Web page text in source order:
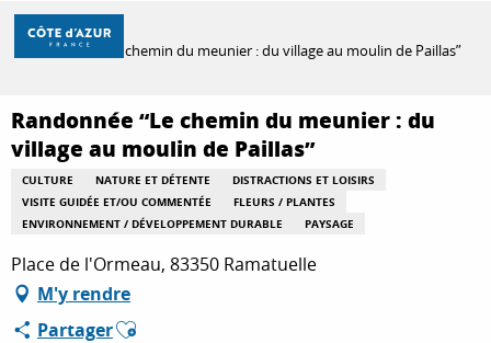
Aller
contenu
DÉCOUVRIR
À FAIRE
SÉJOURNER
Accueil
Randonnée “Le chemin du meunier : du village au moulin de Paillas”
Randonnée “Le chemin du meunier : du
village au moulin de Paillas”
CULTURE NATURE ET DÉTENTE
DISTRACTIONS ET LOISIRS
VISITE GUIDÉE ET/OU COMMENTÉE
FLEURS / PLANTES
ENVIRONNEMENT / DÉVELOPPEMENT DURABLE
PAYSAGE
Place de l'Ormeau, 83350 Ramatuelle
M'y rendre
PartagerAjouter aux favoris